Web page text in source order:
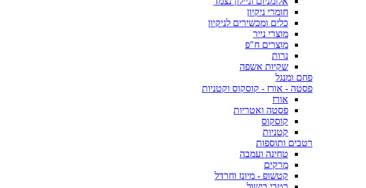
חומרי ניקיון
כלים ומכשירים לניקיון
מוצרי נייר
מוצרים ח"פ
נרות
שקיות אשפה
פחם ומנגל
פסטה - אורז - קוסקוס וקטניות
אורז
פסטה ואטריות
קוסקוס
קטניות
רטבים ותוספות
טחינה ועמבה
מרקים
קטשופ - מיונז וחרדל